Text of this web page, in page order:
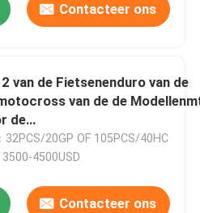
Contacteer ons
2 van de Fietsenenduro van de
van de de
de
32PCS/20GP OF 105PCS/40HC
4500USD
Contacteer ons